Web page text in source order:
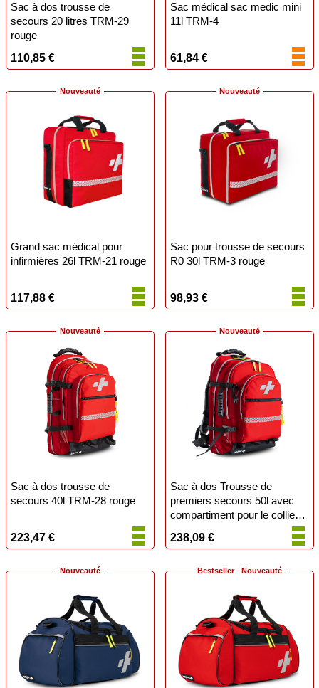
Sac à dos trousse de
secours 20 litres TRM-29
rouge
110,85 €
Sac médical sac medic mini
11l TRM-4
61,84 €
Nouveauté
Grand sac médical pour
infirmières 26l TRM-21 rouge
117,88 €
Nouveauté
Sac pour trousse de secours
R0 30l TRM-3 rouge
98,93 €
Nouveauté
Sac à dos trousse de
secours 40l TRM-28 rouge
223,47 €
Nouveauté
Sac à dos Trousse de
premiers secours 50l avec
compartiment pour le collier
238,09 €
Nouveauté Bestseller Nouveauté